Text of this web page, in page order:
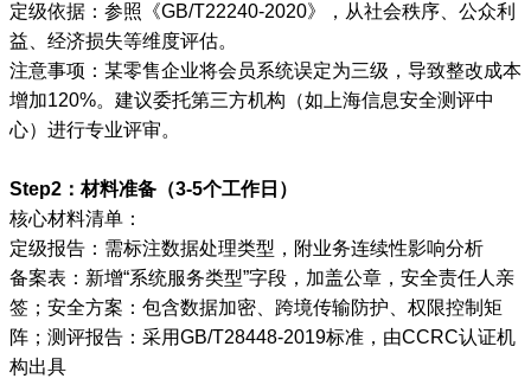
定级依据：参照《GB/T22240-2020》，从社会秩序、公众利
益、经济损失等维度评估。
注意事项：某零售企业将会员系统误定为三级，导致整改成本
增加120%。建议委托第三方机构（如上海信息安全测评中
心）进行专业评审。
Step2：材料准备（3-5个工作日）
核心材料清单：
定级报告：需标注数据处理类型，附业务连续性影响分析
备案表：新增“系统服务类型”字段，加盖公章，安全责任人亲
签；安全方案：包含数据加密、跨境传输防护、权限控制矩
阵；测评报告：采用GB/T28448-2019标准，由CCRC认证机
构出具